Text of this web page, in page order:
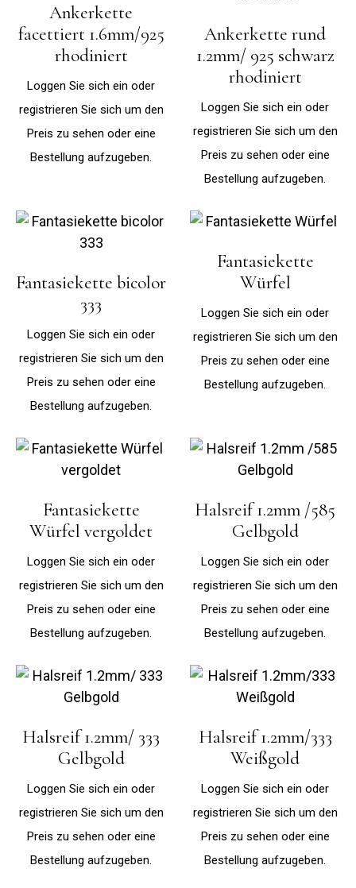
Ankerkette
facettiert 1.6mm/925
rhodiniert
Loggen Sie sich ein oder
registrieren Sie sich um den
Preis zu sehen oder eine
Bestellung aufzugeben.
Ankerkette rund
1.2mm/ 925 schwarz
rhodiniert
Loggen Sie sich ein oder
registrieren Sie sich um den
Preis zu sehen oder eine
Bestellung aufzugeben.
Fantasiekette bicolor
333
Loggen Sie sich ein oder
registrieren Sie sich um den
Preis zu sehen oder eine
Bestellung aufzugeben.
Fantasiekette
Würfel
Loggen Sie sich ein oder
registrieren Sie sich um den
Preis zu sehen oder eine
Bestellung aufzugeben.
Fantasiekette
Würfel vergoldet
Loggen Sie sich ein oder
registrieren Sie sich um den
Preis zu sehen oder eine
Bestellung aufzugeben.
Halsreif 1.2mm /585
Gelbgold
Loggen Sie sich ein oder
registrieren Sie sich um den
Preis zu sehen oder eine
Bestellung aufzugeben.
Halsreif 1.2mm/ 333
Gelbgold
Loggen Sie sich ein oder
registrieren Sie sich um den
Preis zu sehen oder eine
Bestellung aufzugeben.
Halsreif 1.2mm/333
Weißgold
Loggen Sie sich ein oder
registrieren Sie sich um den
Preis zu sehen oder eine
Bestellung aufzugeben.